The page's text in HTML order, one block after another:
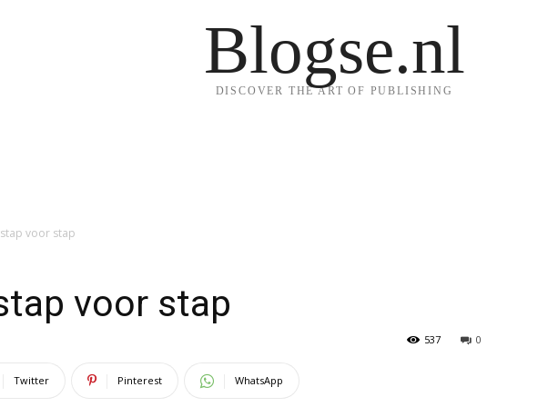
Blogse.nl
DISCOVER THE ART OF PUBLISHING
voor stap
voor stap
0
537
Twitter Pinterest WhatsApp